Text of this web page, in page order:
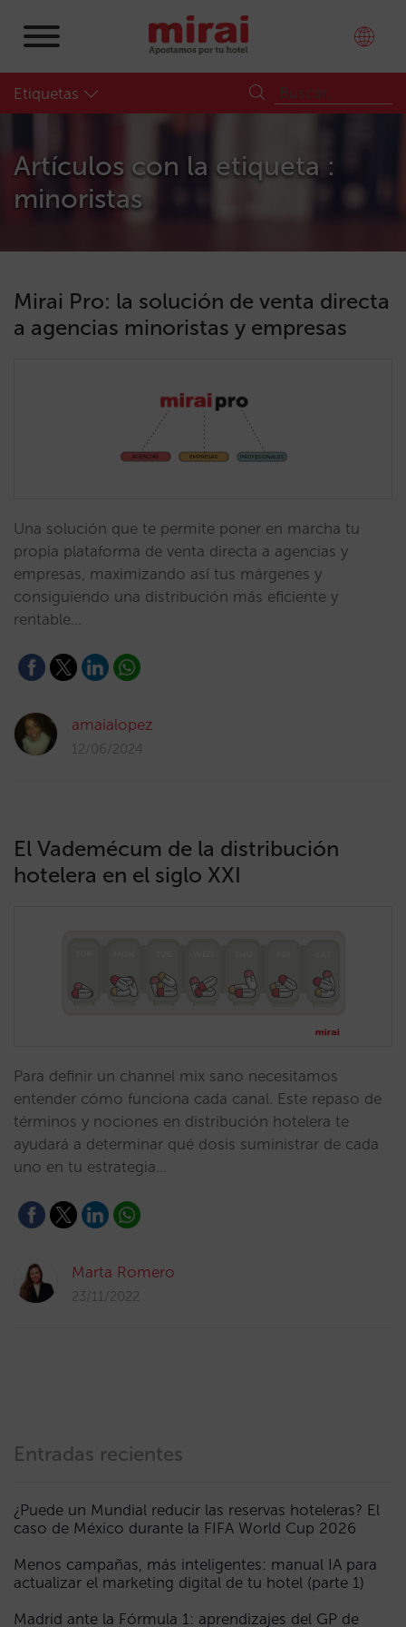
Etiquetas
Artículos con la etiqueta :
minoristas
Mirai Pro: la solución de venta directa
a agencias minoristas y empresas
Una solución que te permite poner en marcha tu
propia plataforma de venta directa a agencias y
empresas, maximizando así tus márgenes y
consiguiendo una distribución más eficiente y
rentable…
amaialopez
12/06/2024
El Vademécum de la distribución
hotelera en el siglo XXI
Para definir un channel mix sano necesitamos
entender cómo funciona cada canal. Este repaso de
términos y nociones en distribución hotelera te
ayudará a determinar qué dosis suministrar de cada
uno en tu estrategia…
Marta Romero
23/11/2022
Entradas recientes
¿Puede un Mundial reducir las reservas hoteleras? El
caso de México durante la FIFA World Cup 2026
Menos campañas, más inteligentes: manual IA para
actualizar el marketing digital de tu hotel (parte 1)
Madrid ante la Fórmula 1: aprendizajes del GP de